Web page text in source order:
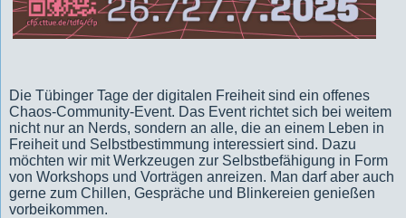
Die Tübinger Tage der digitalen Freiheit sind ein offenes
Chaos-Community-Event. Das Event richtet sich bei weitem
nicht nur an Nerds, sondern an alle, die an einem Leben in
Freiheit und Selbstbestimmung interessiert sind. Dazu
möchten wir mit Werkzeugen zur Selbstbefähigung in Form
von Workshops und Vorträgen anreizen. Man darf aber auch
gerne zum Chillen, Gespräche und Blinkereien genießen
vorbeikommen.